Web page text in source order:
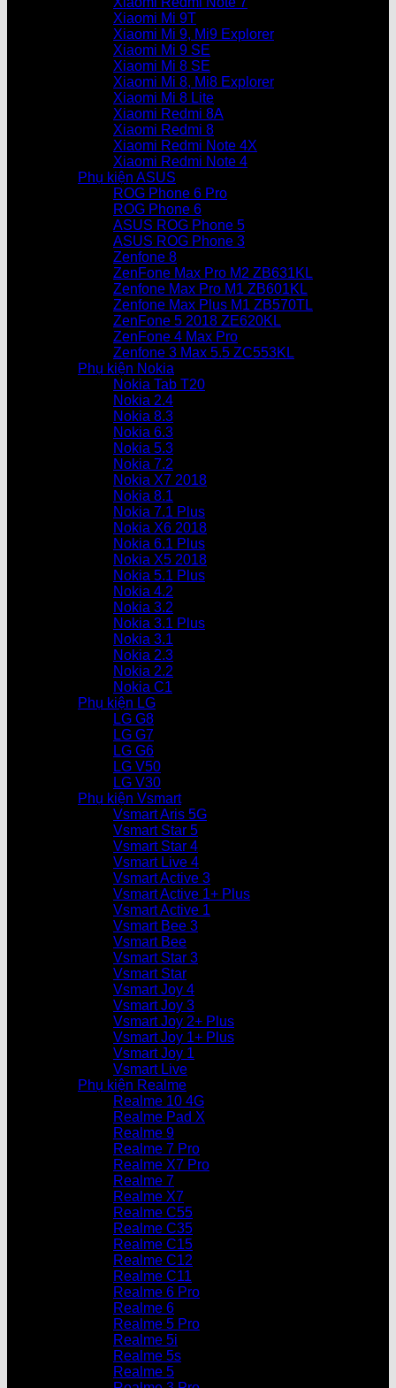
Xiaomi Mi 9T
Xiaomi Mi 9, Mi9 Explorer
Xiaomi Mi 9 SE
Xiaomi Mi 8 SE
Xiaomi Mi 8, Mi8 Explorer
Xiaomi Mi 8 Lite
Xiaomi Redmi 8A
Xiaomi Redmi 8
Xiaomi Redmi Note 4X
Xiaomi Redmi Note 4
Phụ kiện ASUS
ROG Phone 6 Pro
ROG Phone 6
ASUS ROG Phone 5
ASUS ROG Phone 3
Zenfone 8
ZenFone Max Pro M2 ZB631KL
Zenfone Max Pro M1 ZB601KL
Zenfone Max Plus M1 ZB570TL
ZenFone 5 2018 ZE620KL
ZenFone 4 Max Pro
Zenfone 3 Max 5.5 ZC553KL
Phụ kiện Nokia
Nokia Tab T20
Nokia 2.4
Nokia 8.3
Nokia 6.3
Nokia 5.3
Nokia 7.2
Nokia X7 2018
Nokia 8.1
Nokia 7.1 Plus
Nokia X6 2018
Nokia 6.1 Plus
Nokia X5 2018
Nokia 5.1 Plus
Nokia 4.2
Nokia 3.2
Nokia 3.1 Plus
Nokia 3.1
Nokia 2.3
Nokia 2.2
Nokia C1
Phụ kiện LG
LG G8
LG G7
LG G6
LG V50
LG V30
Phụ kiện Vsmart
Vsmart Aris 5G
Vsmart Star 5
Vsmart Star 4
Vsmart Live 4
Vsmart Active 3
Vsmart Active 1+ Plus
Vsmart Active 1
Vsmart Bee 3
Vsmart Bee
Vsmart Star 3
Vsmart Star
Vsmart Joy 4
Vsmart Joy 3
Vsmart Joy 2+ Plus
Vsmart Joy 1+ Plus
Vsmart Joy 1
Vsmart Live
Phụ kiện Realme
Realme 10 4G
Realme Pad X
Realme 9
Realme 7 Pro
Realme X7 Pro
Realme 7
Realme X7
Realme C55
Realme C35
Realme C15
Realme C12
Realme C11
Realme 6 Pro
Realme 6
Realme 5 Pro
Realme 5i
Realme 5s
Realme 5